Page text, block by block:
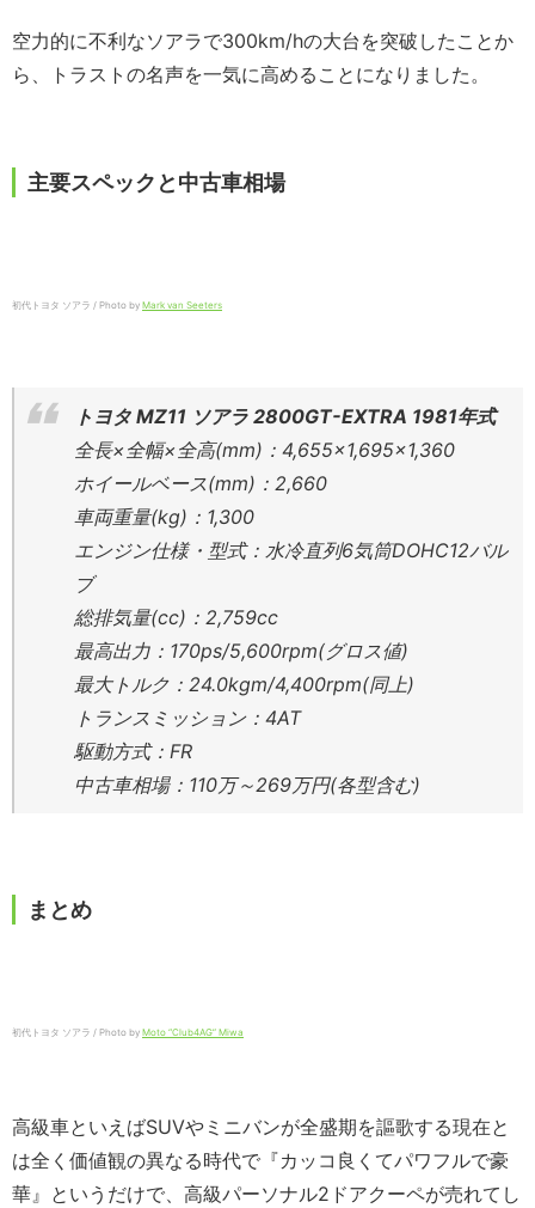
空力的に不利なソアラで300km/hの大台を突破したことか
ら、トラストの名声を一気に高めることになりました。
主要スペックと中古車相場
初代トヨタ ソアラ / Photo by Mark van Seeters
トヨタ MZ11 ソアラ 2800GT-EXTRA 1981年式
全長×全幅×全高(mm)：4,655×1,695×1,360
ホイールベース(mm)：2,660
車両重量(kg)：1,300
エンジン仕様・型式：水冷直列6気筒DOHC12バル
ブ
総排気量(cc)：2,759cc
最高出力：170ps/5,600rpm(グロス値)
最大トルク：24.0kgm/4,400rpm(同上)
トランスミッション：4AT
駆動方式：FR
中古車相場：110万～269万円(各型含む)
まとめ
初代トヨタ ソアラ / Photo by Moto “Club4AG” Miwa
高級車といえばSUVやミニバンが全盛期を謳歌する現在と
は全く価値観の異なる時代で『カッコ良くてパワフルで豪
華』というだけで、高級パーソナル2ドアクーペが売れてし